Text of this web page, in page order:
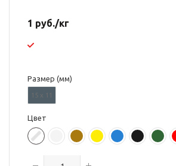
1 руб./кг
Размер (мм)
15 х 11
Цвет